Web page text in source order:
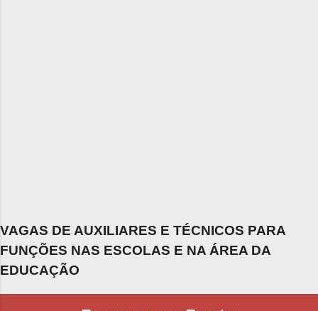
VAGAS DE AUXILIARES E TÉCNICOS PARA
FUNÇÕES NAS ESCOLAS E NA ÁREA DA
EDUCAÇÃO